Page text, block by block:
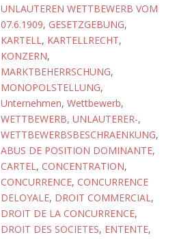
UNLAUTEREN WETTBEWERB VOM
07.6.1909, GESETZGEBUNG,
KARTELL, KARTELLRECHT,
KONZERN,
MARKTBEHERRSCHUNG,
MONOPOLSTELLUNG,
Unternehmen, Wettbewerb,
WETTBEWERB, UNLAUTERER-,
WETTBEWERBSBESCHRAENKUNG,
ABUS DE POSITION DOMINANTE,
CARTEL, CONCENTRATION,
CONCURRENCE, CONCURRENCE
DELOYALE, DROIT COMMERCIAL,
DROIT DE LA CONCURRENCE,
DROIT DES SOCIETES, ENTENTE,